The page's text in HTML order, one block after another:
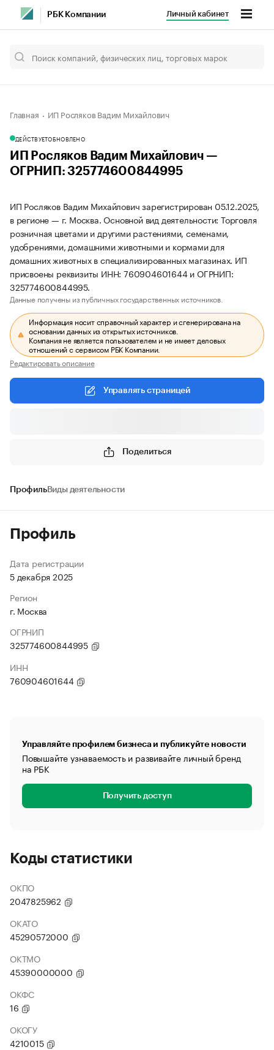
РБК Компании Личный кабинет
Главная ИП Росляков Вадим Михайлович
ДЕЙСТВУЕТОБНОВЛЕНО
ИП Росляков Вадим Михайлович —
ОГРНИП: 325774600844995
ИП Росляков Вадим Михайлович зарегистрирован 05.12.2025,
в регионе — г. Москва. Основной вид деятельности: Торговля
розничная цветами и другими растениями, семенами,
удобрениями, домашними животными и кормами для
домашних животных в специализированных магазинах. ИП
присвоены реквизиты ИНН: 760904601644 и ОГРНИП:
325774600844995.
Данные получены из публичных государственных источников.
Информация носит справочный характер и сгенерирована на
основании данных из открытых источников.
Компания не является пользователем и не имеет деловых
отношений с сервисом РБК Компании.
Редактировать описание
Управлять страницей
Поделиться
ПрофильВиды деятельности
Профиль
Дата регистрации
5 декабря 2025
Регион
г. Москва
ОГРНИП
325774600844995
ИНН
760904601644
Управляйте профилем бизнеса и публикуйте новости
Повышайте узнаваемость и развивайте личный бренд
на РБК
Получить доступ
Коды статистики
ОКПО
2047825962
ОКАТО
45290572000
ОКТМО
45390000000
ОКФС
16
ОКОГУ
4210015